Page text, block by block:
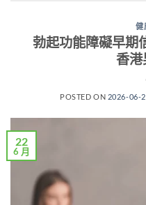
健
勃起功能障礙早
香港
POSTED ON 2026-06-
22
6 月